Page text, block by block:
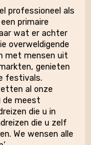
professioneel als
primaire
wat er achter
overweldigende
met mensen uit
genieten
festivals.
al onze
de meest
die u in
die u zelf
We wensen alle